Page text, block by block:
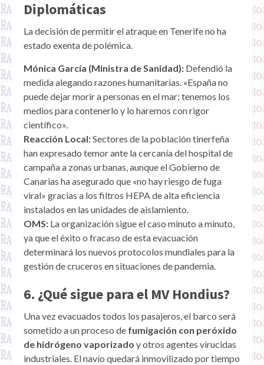
Diplomáticas
La decisión de permitir el atraque en Tenerife no ha
estado exenta de polémica.
Mónica García (Ministra de Sanidad): Defendió la
medida alegando razones humanitarias. «España no
puede dejar morir a personas en el mar; tenemos los
medios para contenerlo y lo haremos con rigor
científico».
Reacción Local:Sectores de la población tinerfeña
han expresado temor ante la cercanía del hospital de
campaña a zonas urbanas, aunque el Gobierno de
Canarias ha asegurado que «no hay riesgo de fuga
viral» gracias a los filtros HEPA de alta eficiencia
instalados en las unidades de aislamiento.
OMS: La organización sigue el caso minuto a minuto,
ya que el éxito o fracaso de esta evacuación
determinará los nuevos protocolos mundiales para la
gestión de cruceros en situaciones de pandemia.
6. ¿Qué sigue para el MV Hondius?
Una vez evacuados todos los pasajeros, el barco será
sometido a un proceso de fumigación con peróxido
de hidrógeno vaporizado y otros agentes virucidas
industriales. El navío quedará inmovilizado por tiempo